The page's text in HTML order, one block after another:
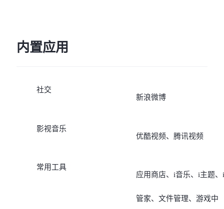
内置应用
社交
新浪微博
影视音乐
优酷视频、腾讯视频
常用工具
应用商店、i音乐、i主题、i
管家、文件管理、游戏中